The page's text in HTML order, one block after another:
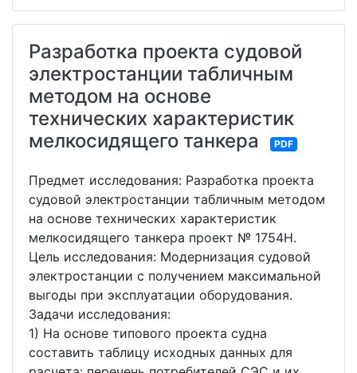
Разработка проекта судовой
электростанции табличным
методом на основе
технических характеристик
мелкосидящего танкера
PDF
Предмет исследования: Разработка проекта
судовой электростанции табличным методом
на основе технических характеристик
мелкосидящего танкера проект № 1754Н.
Цель исследования: Модернизация судовой
электростанции с получением максимальной
выгоды при эксплуатации оборудования.
Задачи исследования:
1) На основе типового проекта судна
составить таблицу исходных данных для